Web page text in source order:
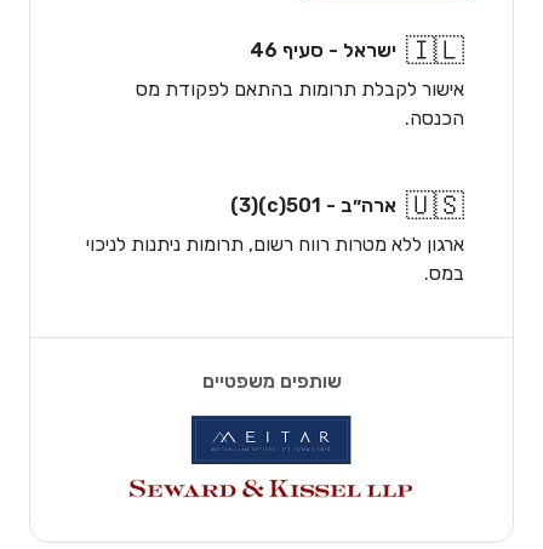
🇮🇱 ישראל - סעיף 46
אישור לקבלת תרומות בהתאם לפקודת מס
הכנסה.
🇺🇸 ארה״ב - 501(c)(3)
ארגון ללא מטרות רווח רשום, תרומות ניתנות לניכוי
במס.
שותפים משפטיים